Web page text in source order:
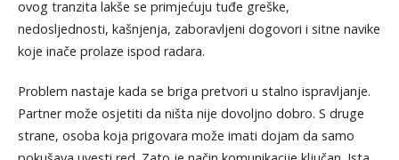
ovog tranzita lakše se primjećuju tuđe greške,
nedosljednosti, kašnjenja, zaboravljeni dogovori i sitne navike
koje inače prolaze ispod radara.
Problem nastaje kada se briga pretvori u stalno ispravljanje.
Partner može osjetiti da ništa nije dovoljno dobro. S druge
strane, osoba koja prigovara može imati dojam da samo